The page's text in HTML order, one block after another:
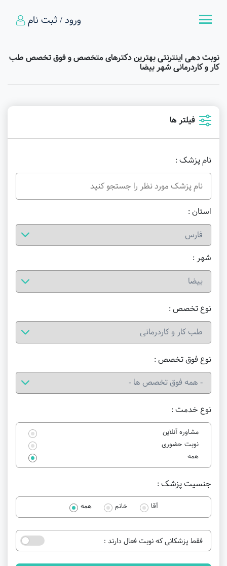
ورود / ثبت نام
نوبت دهی اینترنتی بهترین دکترهای متخصص و فوق تخصص طب
کار و کاردرمانی شهر بیضا
فیلتر ها
نام پزشک :
استان :
شهر :
نوع خدمت :
مشاوره آنلاین
نوبت حضوری
همه
نوع تخصص :
نوع فوق تخصص :
جنسیت پزشک :
آقا خانم همه
فقط پزشکانی که نوبت فعال دارند :